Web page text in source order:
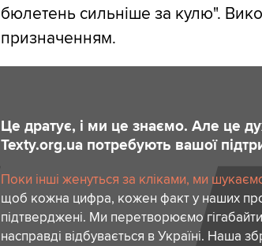
бюлетень сильніше за кулю".
призначенням.
Це дратує, і ми це знаємо. Але це
Texty.org.ua потребують вашої
Поки інші женуться за кліками, ми
щоб кожна цифра, кожен факт у наших
підтверджені. Ми перетворюємо
насправді відбувається в Україні. Наша